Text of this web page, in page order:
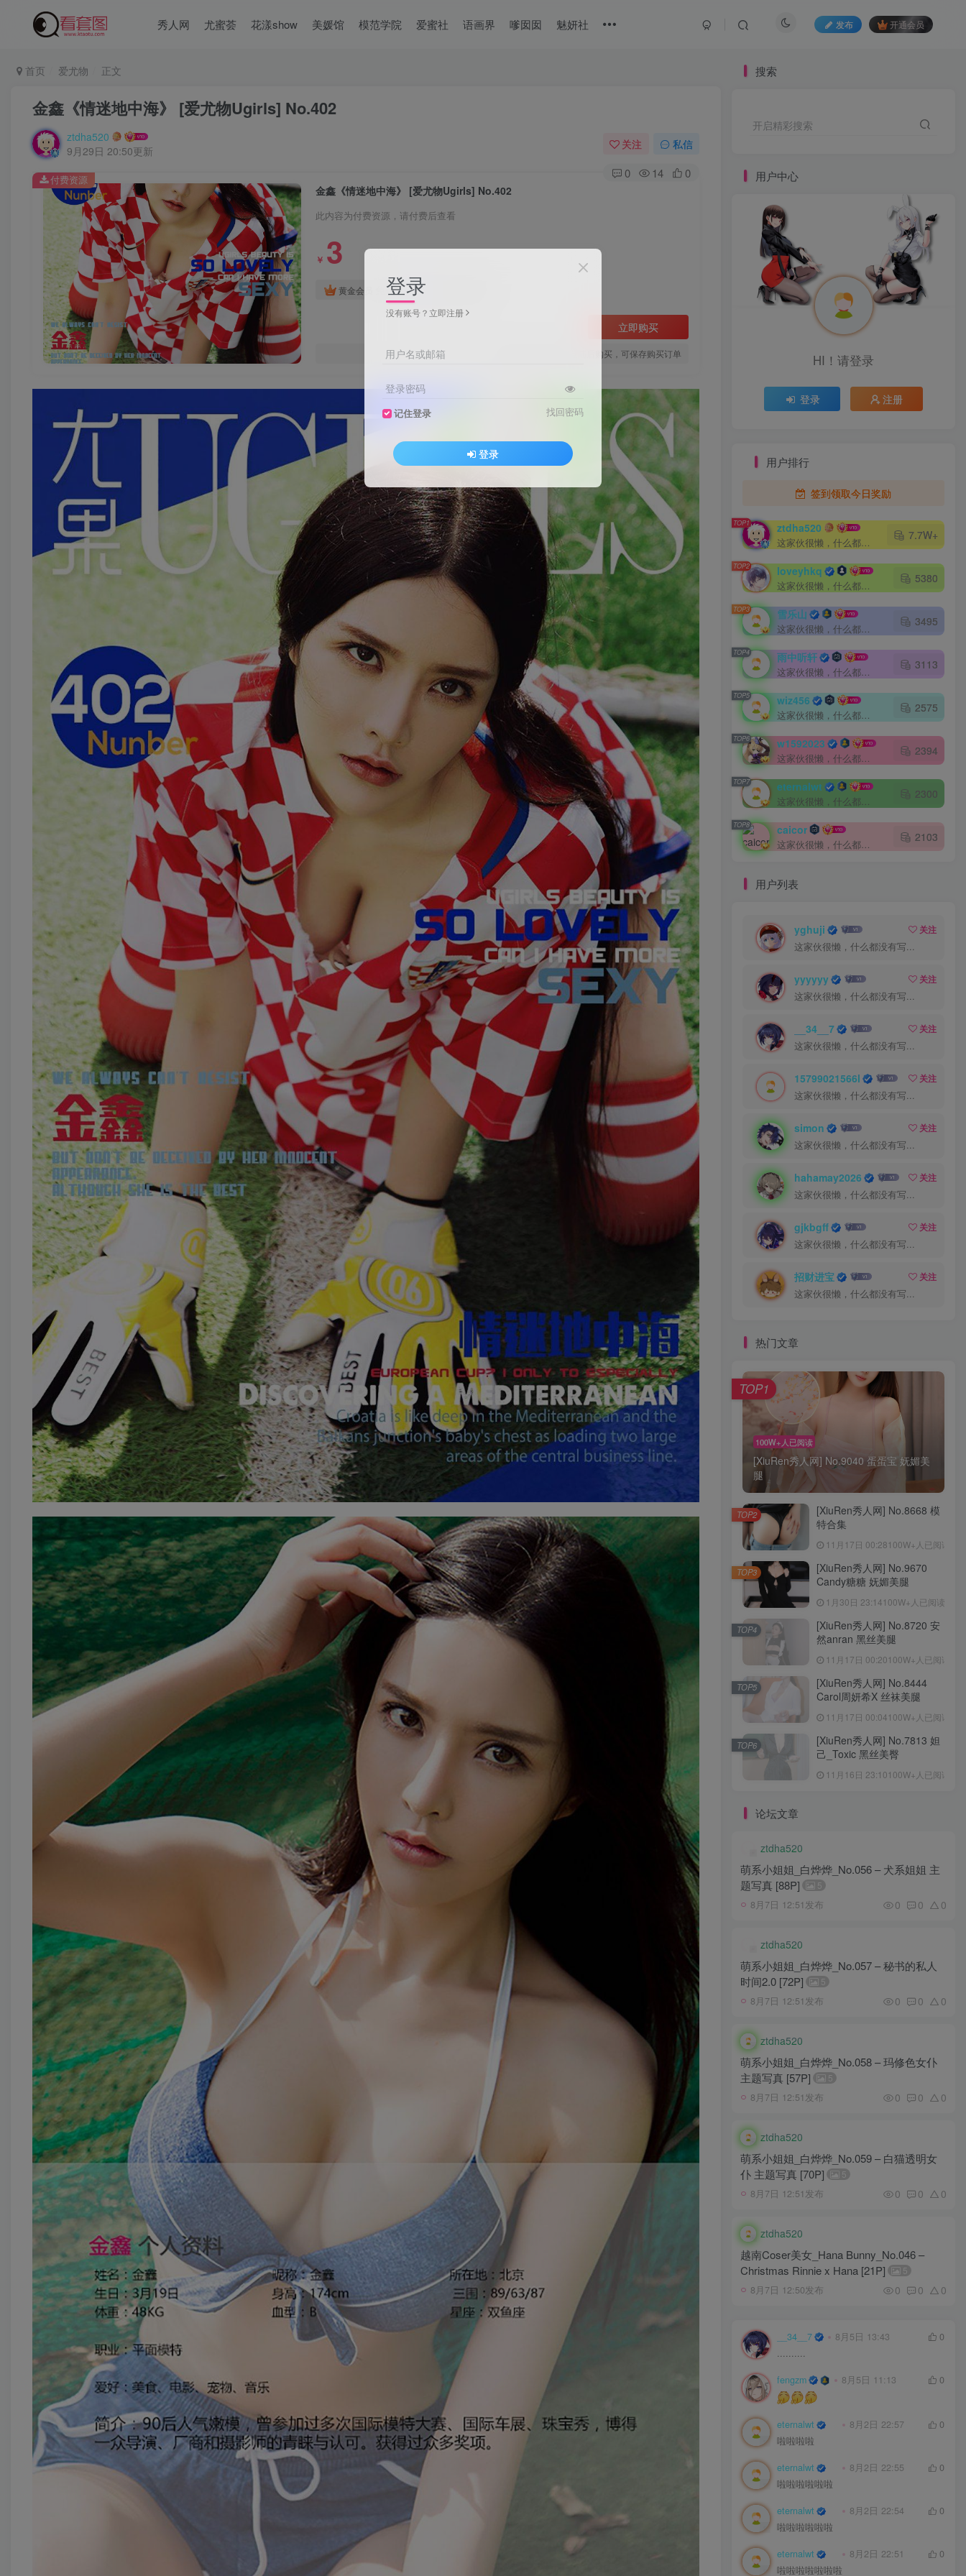
秀人网 尤蜜荟 花漾show 美媛馆 模范学院 爱蜜社 语画界 嗲囡囡 魅妍社 发布 开通会员
首页 爱尤物 正文
金鑫《情迷地中海》 [爱尤物Ugirls] No.402
ztdha520
9月29日 20:50更新
关注 私信
0 14 0
金鑫《情迷地中海》 [爱尤物Ugirls] No.402
此内容为付费资源，请付费后查看
￥ 3
黄金会员 免费
立即购买
您当前未登录！建议登陆后购买，可保存购买订单
付费资源
搜索
开启精彩搜索
用户中心
HI！请登录
登录 注册
用户排行
签到领取今日奖励
TOP1 ztdha520
这家伙很懒，什么都没有写...
7.7W+
TOP2 loveyhkq
这家伙很懒，什么都没有写...
5380
TOP3 雪乐山
这家伙很懒，什么都没有写...
3495
TOP4 雨中听轩
这家伙很懒，什么都没有写...
3113
TOP5 wiz456
这家伙很懒，什么都没有写...
2575
TOP6 w1592023
这家伙很懒，什么都没有写...
2394
TOP7 eternalwt
这家伙很懒，什么都没有写...
2300
TOP8 caicor
这家伙很懒，什么都没有写...
2103
用户列表
yghuji
关注
这家伙很懒，什么都没有写...
yyyyyy
关注
这家伙很懒，什么都没有写...
__34__7
关注
这家伙很懒，什么都没有写...
15799021566l
关注
这家伙很懒，什么都没有写...
simon
关注
这家伙很懒，什么都没有写...
hahamay2026
关注
这家伙很懒，什么都没有写...
gjkbgff
关注
这家伙很懒，什么都没有写...
招财进宝
关注
这家伙很懒，什么都没有写...
热门文章
100W+人已阅读
[XiuRen秀人网] No.9040 蛋蛋宝 妩媚美
腿
TOP1
[XiuRen秀人网] No.8668 模
特合集
11月17日 00:28 100W+人已阅读
TOP2
[XiuRen秀人网] No.9670
Candy糖糖 妩媚美腿
1月30日 23:14 100W+人已阅读
TOP3
[XiuRen秀人网] No.8720 安
然anran 黑丝美腿
11月17日 00:20 100W+人已阅读
TOP4
[XiuRen秀人网] No.8444
Carol周妍希X 丝袜美腿
11月17日 00:04 100W+人已阅读
TOP5
[XiuRen秀人网] No.7813 妲
己_Toxic 黑丝美臀
11月16日 23:10 100W+人已阅读
TOP6
论坛文章
ztdha520
萌系小姐姐_白烨烨_No.056 – 犬系姐姐 主
题写真 [88P]
5
8月7日 12:51发布 0 0 0
ztdha520
萌系小姐姐_白烨烨_No.057 – 秘书的私人
时间2.0 [72P]
5
8月7日 12:51发布 0 0 0
ztdha520
萌系小姐姐_白烨烨_No.058 – 玛修色女仆
主题写真 [57P]
5
8月7日 12:51发布 0 0 0
ztdha520
萌系小姐姐_白烨烨_No.059 – 白猫透明女
仆 主题写真 [70P]
5
8月7日 12:51发布 0 0 0
ztdha520
越南Coser美女_Hana Bunny_No.046 –
Christmas Rinnie x Hana [21P]
5
8月7日 12:50发布 0 0 0
__34__7 8月5日 13:43
0
..........
fengzm 8月5日 11:13 0
eternalwt 8月2日 22:57
0
啦啦啦啦
eternalwt 8月2日 22:55
0
啦啦啦啦啦啦
eternalwt 8月2日 22:54
0
啦啦啦啦啦啦
eternalwt 8月2日 22:51
0
啦啦啦啦啦啦啦
登录
没有账号？立即注册
用户名或邮箱
登录密码
记住登录 找回密码
登录